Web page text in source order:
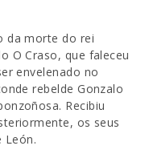
da morte do rei
O Craso, que faleceu
envelenado no
rebelde Gonzalo
Recibiu
os seus
León.